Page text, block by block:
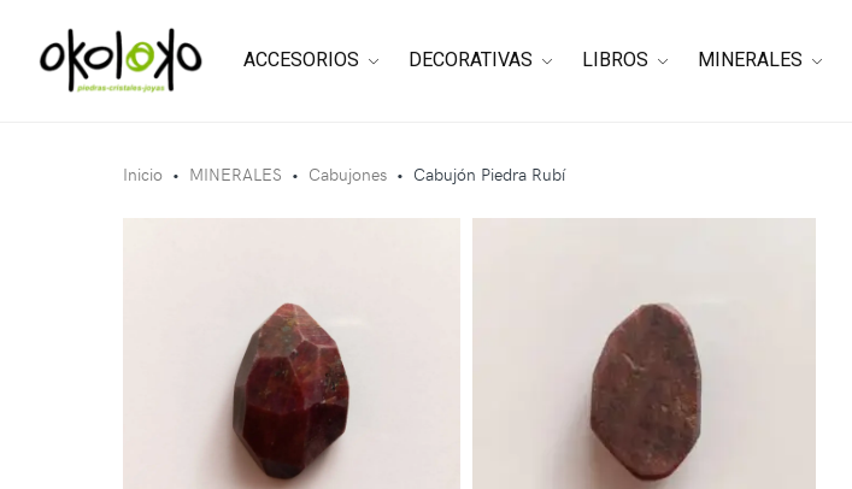
ACCESORIOS DECORATIVAS LIBROS MINERALES
Inicio • MINERALES • Cabujones • Cabujón Piedra Rubí